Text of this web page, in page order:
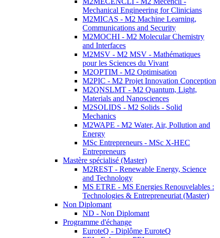
Mechanical Engineering for Clinicians
M2MICAS - M2 Machine Learning,
Communications and Security
M2MOCHI - M2 Molecular Chemistry
and Interfaces
M2MSV - M2 MSV - Mathématiques
pour les Sciences du Vivant
M2OPTIM - M2 Optimisation
M2PIC - M2 Projet Innovation Conception
M2QNSLMT - M2 Quantum, Light,
Materials and Nanosciences
M2SOLIDS - M2 Solids - Solid
Mechanics
M2WAPE - M2 Water, Air, Pollution and
Energy
MSc Entrepreneurs - MSc X-HEC
Entrepreneurs
Mastère spécialisé (Master)
M2REST - Renewable Energy, Science
and Technology
MS ETRE - MS Energies Renouvelables :
Technologies & Entrepreneuriat (Master)
Non Diplomant
ND - Non Diplomant
Programme d'échange
EuroteQ - Diplôme EuroteQ